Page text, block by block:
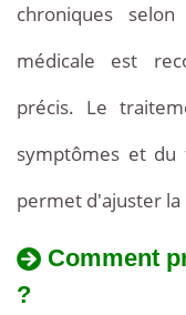
chroniques
médicale est
précis. Le
symptômes et du
permet d'ajuster la
Comment
?